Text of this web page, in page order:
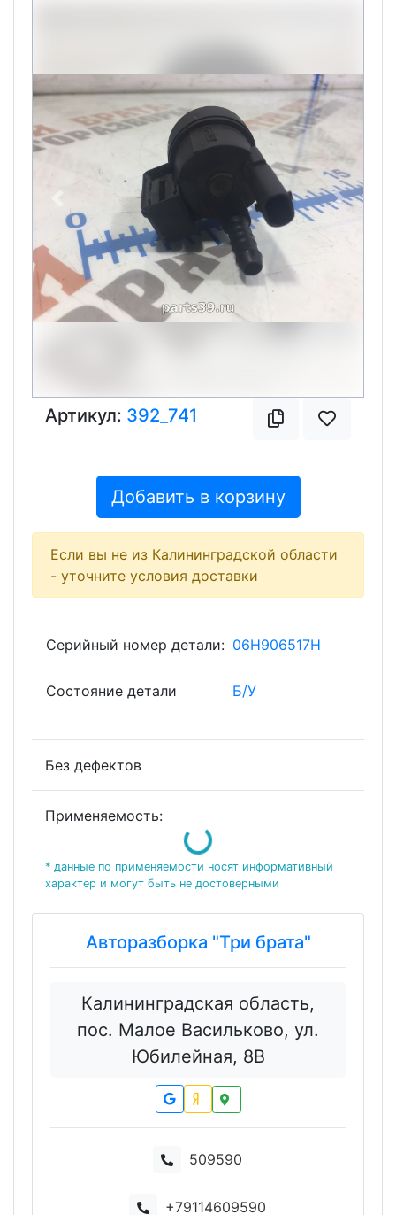
Previous Next
Артикул: 392_741
Добавить в корзину
Если вы не из Калининградской области
- уточните условия доставки
Серийный номер детали: 06H906517H
Состояние детали Б/У
Без дефектов
Применяемость:Loading...
* данные по применяемости носят информативный
характер и могут быть не достоверными
Авторазборка "Три брата"
Калининградская область,
пос. Малое Васильково, ул.
Юбилейная, 8В
509590
+79114609590